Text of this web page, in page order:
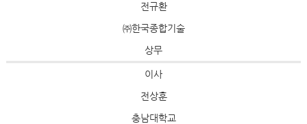
전규환
㈜한국종합기술
상무
이사
전상훈
충남대학교